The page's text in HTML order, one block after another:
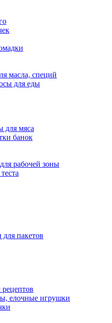
масла, специй
для еды
для мяса
банок
рабочей зоны
пакетов
елочные игрушки